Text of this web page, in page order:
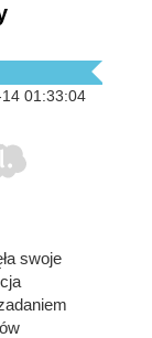
01:33:04
swoje